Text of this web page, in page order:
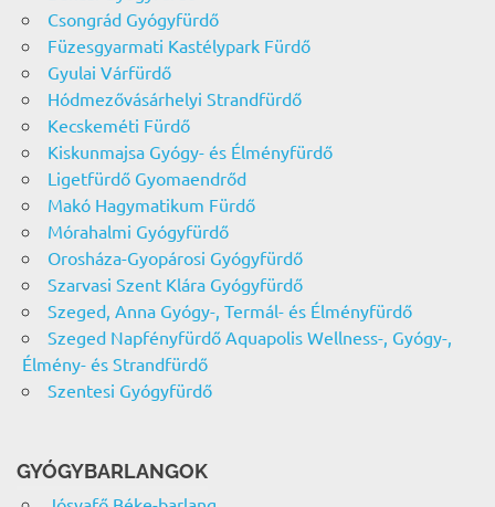
Csongrád Gyógyfürdő
Füzesgyarmati Kastélypark Fürdő
Gyulai Várfürdő
Hódmezővásárhelyi Strandfürdő
Kecskeméti Fürdő
Kiskunmajsa Gyógy- és Élményfürdő
Ligetfürdő Gyomaendrőd
Makó Hagymatikum Fürdő
Mórahalmi Gyógyfürdő
Orosháza-Gyopárosi Gyógyfürdő
Szarvasi Szent Klára Gyógyfürdő
Szeged, Anna Gyógy-, Termál- és Élményfürdő
Szeged Napfényfürdő Aquapolis Wellness-, Gyógy-,
Élmény- és Strandfürdő
Szentesi Gyógyfürdő
GYÓGYBARLANGOK